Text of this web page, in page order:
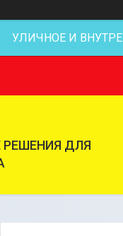
УЛИЧНОЕ И
РЕШЕНИЯ ДЛЯ